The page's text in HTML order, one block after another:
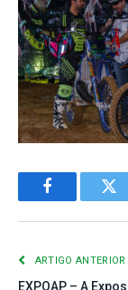
Facebook
ARTIGO ANTERIOR
EXPOAP – A